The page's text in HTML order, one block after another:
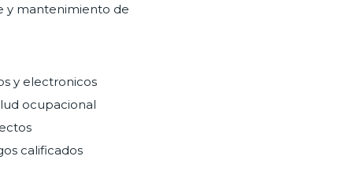
y mantenimiento de
y electronicos
ocupacional
calificados